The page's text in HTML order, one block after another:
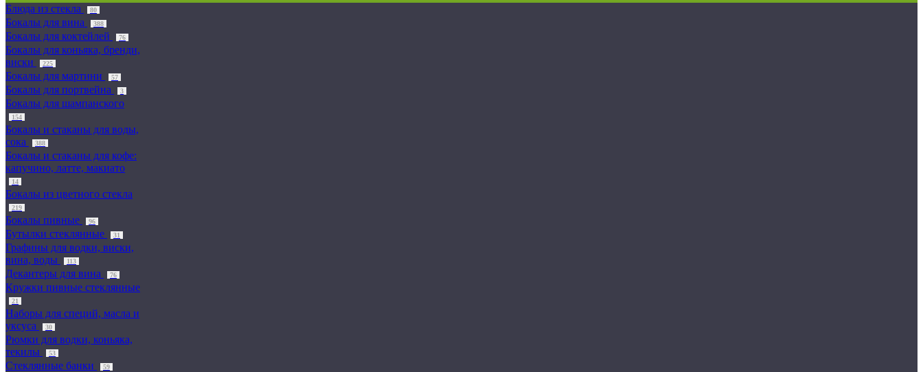
Блюда из стекла
80
Бокалы для вина 388
Бокалы для коктейлей 76
Бокалы для коньяка, бренди,
виски
225
Бокалы для мартини 57
Бокалы для портвейна 3
Бокалы для шампанского
154
Бокалы и стаканы для воды,
сока
388
Бокалы и стаканы для кофе:
капучино, латте, макиато
14
Бокалы из цветного стекла
219
Бокалы пивные 96
Бутылки стеклянные 31
Графины для водки, виски,
вина, воды
113
Декантеры для вина 76
Кружки пивные стеклянные
21
Наборы для специй, масла и
уксуса
30
Рюмки для водки, коньяка,
текилы
53
Стеклянные банки 59